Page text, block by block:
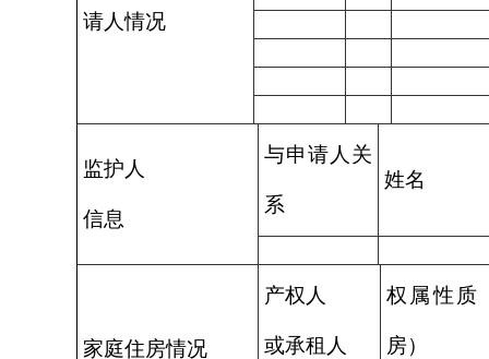
请人情况
监护人
信息
与申请人关
系
姓名
家庭住房情况
产权人
或承租人
权属性质
房）